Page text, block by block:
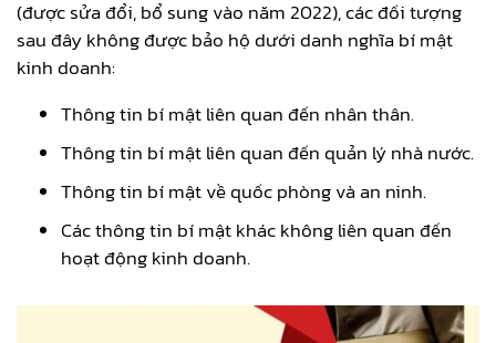
(được sửa đổi, bổ sung vào năm 2022), các đối tượng
sau đây không được bảo hộ dưới danh nghĩa bí mật
kinh doanh:
Thông tin bí mật liên quan đến nhân thân.
Thông tin bí mật liên quan đến quản lý nhà nước.
Thông tin bí mật về quốc phòng và an ninh.
Các thông tin bí mật khác không liên quan đến
hoạt động kinh doanh.